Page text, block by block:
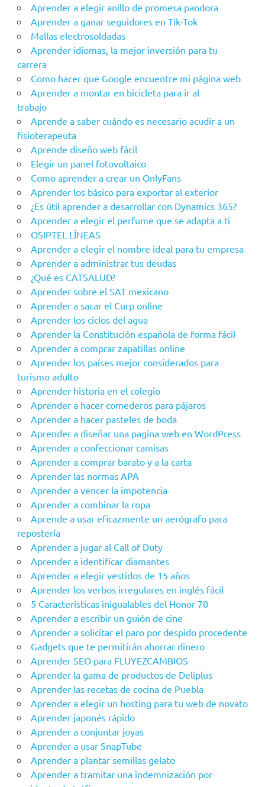
Aprender a elegir anillo de promesa pandora
Aprender a ganar seguidores en Tik-Tok
Mallas electrosoldadas
Aprender idiomas, la mejor inversión para tu
carrera
Como hacer que Google encuentre mi página web
Aprender a montar en bicicleta para ir al
trabajo
Aprende a saber cuándo es necesario acudir a un
fisioterapeuta
Aprende diseño web fácil
Elegir un panel fotovoltaico
Como aprender a crear un OnlyFans
Aprender los básico para exportar al exterior
¿Es útil aprender a desarrollar con Dynamics 365?
Aprender a elegir el perfume que se adapta a ti
OSIPTEL LÍNEAS
Aprender a elegir el nombre ideal para tu empresa
Aprender a administrar tus deudas
¿Qué es CATSALUD?
Aprender sobre el SAT mexicano
Aprender a sacar el Curp online
Aprender los ciclos del agua
Aprender la Constitución española de forma fácil
Aprender a comprar zapatillas online
Aprender los países mejor considerados para
turismo adulto
Aprender historia en el colegio
Aprender a hacer comederos para pájaros
Aprender a hacer pasteles de boda
Aprender a diseñar una pagina web en WordPress
Aprender a confeccionar camisas
Aprender a comprar barato y a la carta
Aprender las normas APA
Aprender a vencer la impotencia
Aprender a combinar la ropa
Aprende a usar eficazmente un aerógrafo para
repostería
Aprender a jugar al Call of Duty
Aprender a identificar diamantes
Aprender a elegir vestidos de 15 años
Aprender los verbos irregulares en inglés fácil
5 Características inigualables del Honor 70
Aprender a escribir un guión de cine
Aprender a solicitar el paro por despido procedente
Gadgets que te permitirán ahorrar dinero
Aprender SEO para FLUYEZCAMBIOS
Aprender la gama de productos de Deliplus
Aprender las recetas de cocina de Puebla
Aprender a elegir un hosting para tu web de novato
Aprender japonés rápido
Aprender a conjuntar joyas
Aprender a usar SnapTube
Aprender a plantar semillas gelato
Aprender a tramitar una indemnización por